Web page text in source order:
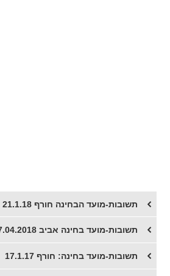
תשובות-מועד הבחינה חורף 21.1.18
תשובות-מועד בחינה אביב 17.04.2018
תשובות-מועד בחינה: חורף 17.1.17